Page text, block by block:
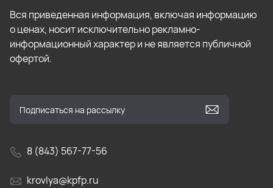
Вся приведенная информация, включая информацию
о ценах, носит исключительно рекламно-
информационный характер и не является публичной
офертой.
8 (843) 567-77-56
krovlya@kpfp.ru